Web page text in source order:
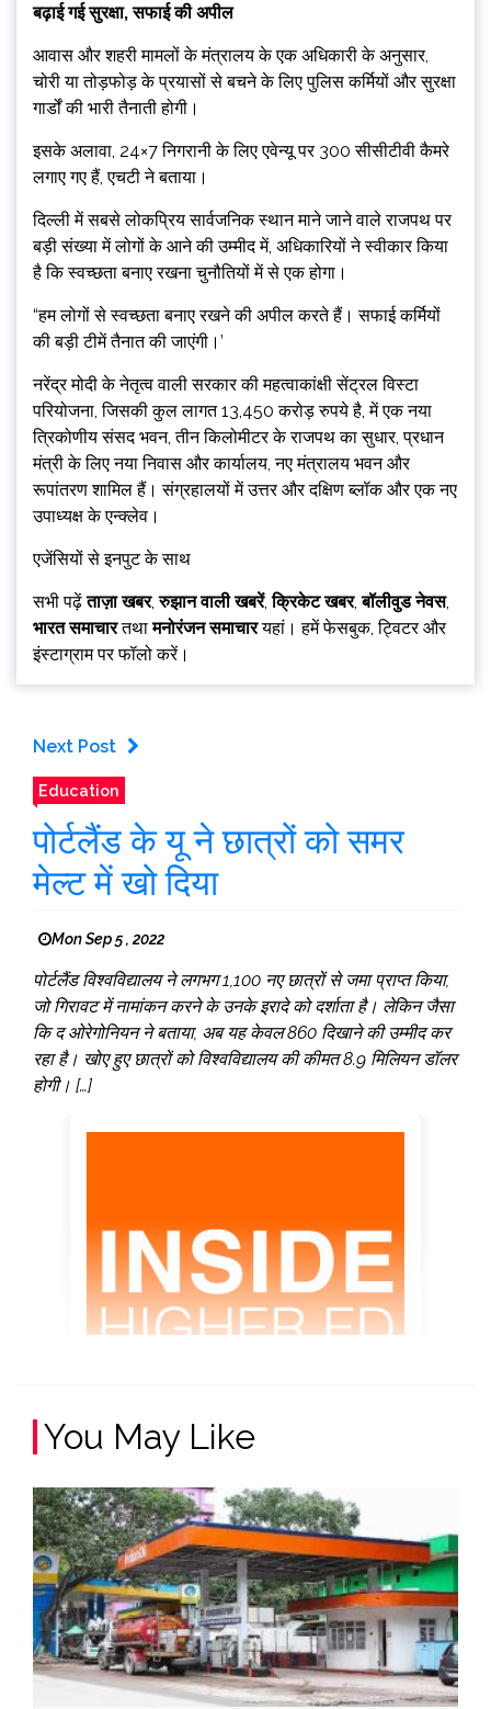
बढ़ाई गई सुरक्षा, सफाई की अपील
आवास और शहरी मामलों के मंत्रालय के एक अधिकारी के अनुसार,
चोरी या तोड़फोड़ के प्रयासों से बचने के लिए पुलिस कर्मियों और सुरक्षा
गार्डों की भारी तैनाती होगी।
इसके अलावा, 24×7 निगरानी के लिए एवेन्यू पर 300 सीसीटीवी कैमरे
लगाए गए हैं, एचटी ने बताया।
दिल्ली में सबसे लोकप्रिय सार्वजनिक स्थान माने जाने वाले राजपथ पर
बड़ी संख्या में लोगों के आने की उम्मीद में, अधिकारियों ने स्वीकार किया
है कि स्वच्छता बनाए रखना चुनौतियों में से एक होगा।
“हम लोगों से स्वच्छता बनाए रखने की अपील करते हैं। सफाई कर्मियों
की बड़ी टीमें तैनात की जाएंगी।’
नरेंद्र मोदी के नेतृत्व वाली सरकार की महत्वाकांक्षी सेंट्रल विस्टा
परियोजना, जिसकी कुल लागत 13,450 करोड़ रुपये है, में एक नया
त्रिकोणीय संसद भवन, तीन किलोमीटर के राजपथ का सुधार, प्रधान
मंत्री के लिए नया निवास और कार्यालय, नए मंत्रालय भवन और
रूपांतरण शामिल हैं। संग्रहालयों में उत्तर और दक्षिण ब्लॉक और एक नए
उपाध्यक्ष के एन्क्लेव।
एजेंसियों से इनपुट के साथ
सभी पढ़ेंताज़ा खबर,रुझान वाली खबरें,क्रिकेट खबर,बॉलीवुड नेवस,
भारत समाचारतथामनोरंजन समाचारयहां। हमें फेसबुक, ट्विटर और
इंस्टाग्राम पर फॉलो करें।
Next Post
Education
पोर्टलैंड के यू ने छात्रों को समर
मेल्ट में खो दिया
Mon Sep 5 , 2022
पोर्टलैंड विश्वविद्यालय ने लगभग 1,100 नए छात्रों से जमा प्राप्त किया,
जो गिरावट में नामांकन करने के उनके इरादे को दर्शाता है। लेकिन जैसा
कि द ओरेगोनियन ने बताया, अब यह केवल 860 दिखाने की उम्मीद कर
रहा है। खोए हुए छात्रों को विश्वविद्यालय की कीमत 8.9 मिलियन डॉलर
होगी। […]
You May Like